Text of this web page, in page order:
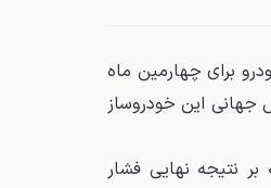
برای چهارمین ماه
این خودروساز
بر نتیجه نهایی فشار